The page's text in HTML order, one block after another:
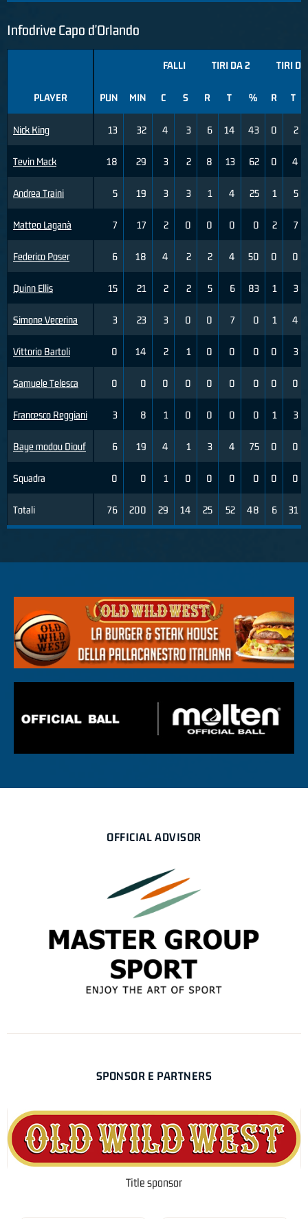
Infodrive Capo d'Orlando
PLAYER
Nick King
Tevin Mack
Andrea Traini
Matteo Laganà
Federico Poser
Quinn Ellis
Simone Vecerina
Vittorio Bartoli
Samuele Telesca
Francesco Reggiani
Baye modou Diouf
Squadra
Totali
FALLI TIRI DA 2 TIRI
PUN MIN C S R T % R T
13 32 4 3 6 14 43 0 2
18 29 3 2 8 13 62 0 4
5 19 3 3 1 4 25 1 5
7 17 2 0 0 0 0 2 7
6 18 4 2 2 4 50 0 0
15 21 2 2 5 6 83 1 3
3 23 3 0 0 7 0 1 4
0 14 2 1 0 0 0 0 3
0 0 0 0 0 0 0 0 0
3 8 1 0 0 0 0 1 3
6 19 4 1 3 4 75 0 0
0 0 1 0 0 0 0 0 0
76 200 29 14 25 52 48 6 31
OFFICIAL ADVISOR
SPONSOR E PARTNERS
Title sponsor